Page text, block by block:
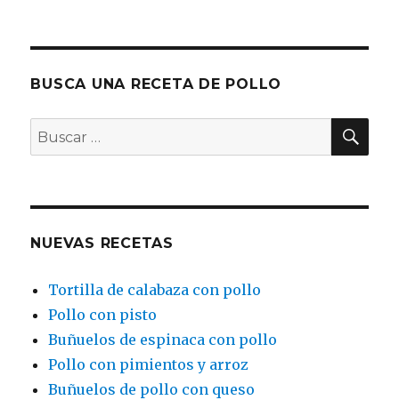
masa
polenta
BUSCA UNA RECETA DE POLLO
Buscar
por:
NUEVAS RECETAS
Tortilla de calabaza con pollo
Pollo con pisto
Buñuelos de espinaca con pollo
Pollo con pimientos y arroz
Buñuelos de pollo con queso